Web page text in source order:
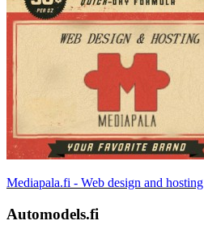
Mediapala.fi - Web design and hosting
Automodels.fi